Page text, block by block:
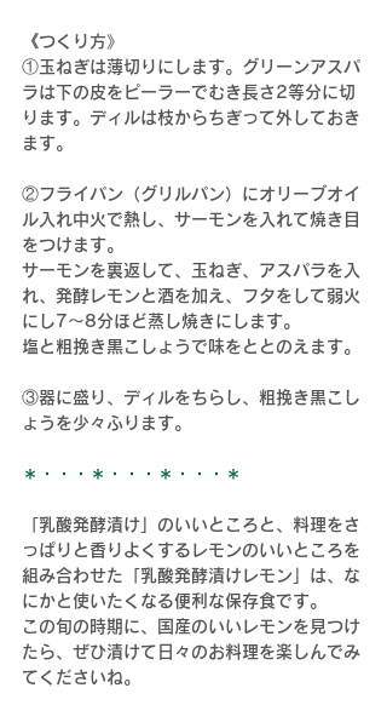
《つくり方》
①玉ねぎは薄切りにします。グリーンアスパ
ラは下の皮をピーラーでむき長さ2等分に切
ります。ディルは枝からちぎって外しておき
ます。
②フライパン（グリルパン）にオリーブオイ
ル入れ中火で熱し、サーモンを入れて焼き目
をつけます。
サーモンを裏返して、玉ねぎ、アスパラを入
れ、発酵レモンと酒を加え、フタをして弱火
にし7〜8分ほど蒸し焼きにします。
塩と粗挽き黒こしょうで味をととのえます。
③器に盛り、ディルをちらし、粗挽き黒こし
ょうを少々ふります。
＊・・・＊・・・＊・・・＊
「乳酸発酵漬け」のいいところと、料理をさ
っぱりと香りよくするレモンのいいところを
組み合わせた「乳酸発酵漬けレモン」は、な
にかと使いたくなる便利な保存食です。
この旬の時期に、国産のいいレモンを見つけ
たら、ぜひ漬けて日々のお料理を楽しんでみ
てくださいね。